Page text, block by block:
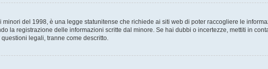
del 1998, è una legge statunitense che richiede ai siti web di poter raccogliere le
la registrazione delle informazioni scritte dal minore. Se hai dubbi o incertezze, mettiti in
legali, tranne come descritto.